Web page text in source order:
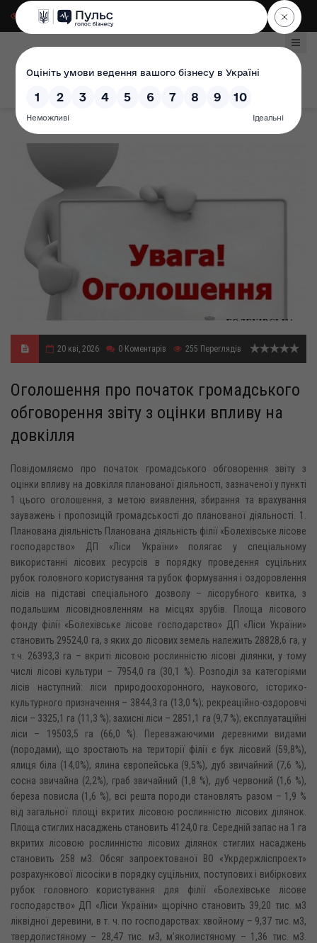
Для слабозорих|
20 кві, 2026 0 Коментарів 255 Переглядів
Оголошення про початок громадського
обговорення звіту з оцінки впливу на
довкілля
Повідомляємо про початок громадського обговорення звіту з
оцінки впливу на довкілля планованої діяльності, зазначеної у пункті
1 цього оголошення, з метою виявлення, збирання та врахування
зауважень і пропозицій громадськості до планованої діяльності. 1.
Планована діяльність Планована діяльність філії «Болехівське лісове
господарство» ДП «Ліси України» полягає у спеціальному
використанні лісових ресурсів в порядку проведення суцільних
рубок головного користування та рубок формування і оздоровлення
лісів на підставі спеціального дозволу – лісорубного квитка, з
подальшим лісовідновленням на місцях зрубів. Площа лісового
фонду філії «Болехівське лісове господарство» ДП «Ліси України»
становить 29524,0 га, з яких до лісових земель належить 28828,6 га, у
т.ч. 26393,3 га – вкриті лісовою рослинністю лісові ділянки, у тому
числі лісові культури – 7954,0 га (30,1 %). Розподіл за категоріями
лісів наступний: ліси природоохоронного, наукового, історико-
культурного призначення – 3844,3 га (13,0 %); рекреаційно-оздоровчі
ліси – 3325,1 га (11,3 %); захисні ліси – 2851,1 га (9,7 %); експлуатаційні
ліси – 19503,5 га (66,0 %). Переважаючими деревними видами
(породами), що зростають на території філії є бук лісовий (59,8%),
ялиця біла (14,0%), ялина європейська (9,5%), дуб звичайний (7,6 %),
сосна звичайна (2,2%), граб звичайний (1,8 %), дуб червоний (1,6 %),
береза повисла (1,6 %), всі решта породи становлять разом – 1,9 %
від загальної площі вкритих лісовою рослинністю лісових ділянок.
Площа стиглих насаджень становить 4124,0 га. Середній запас на 1 га
вкритих лісовою рослинністю лісових ділянок стиглих насаджень
становить 258 м3. Обсяг запроектованої ВО «Укрдержліспроект»
розрахункової лісосіки в порядку суцільних, поступових і вибіркових
рубок головного користування для філії «Болехівське лісове
господарство» ДП «Ліси України» щорічно становить 39,20 тис. м3
ліквідної деревини, в т. ч. по господарствах: хвойному – 9,37 тис. м3,
твердолистяному – 28,47 тис. м3, м’яколистяному – 1,36 тис. м3.